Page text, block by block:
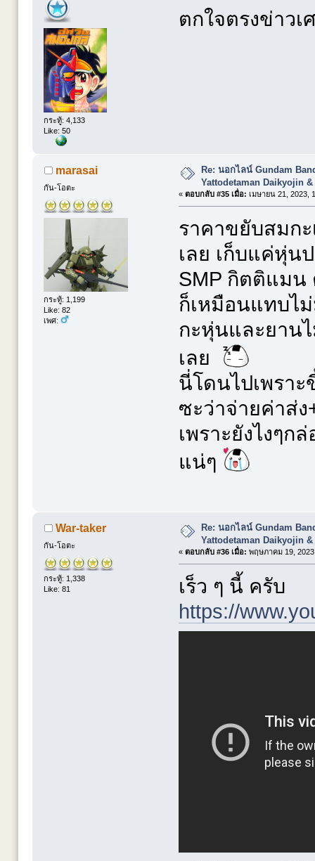
กระทู้: 4,133
Like: 50
ตกใจตรงข่าว
marasai
กัน-โอตะ
กระทู้: 1,199
Like: 82
เพศ:
Re: นอกไลน์ Gundam
Yattodetaman Daikyojin &
« ตอบกลับ #35 เมื่อ: เมษายน 21, 2023,
ราคาขยับสมก
เลย เก็บแค่หุ่น
SMP กิตติแมน
ก็เหมือนแทบไม่
กะหุ่นและยาน
เลย
นี่โดนไปเพราะ
ซะว่าจ่ายค่าส่
เพราะยังไงๆ
แน่ๆ
War-taker
กัน-โอตะ
กระทู้: 1,338
Like: 81
Re: นอกไลน์ Gundam
Yattodetaman Daikyojin &
« ตอบกลับ #36 เมื่อ: พฤษภาคม 19,
เร็ว ๆ นี้ ครับ
https://